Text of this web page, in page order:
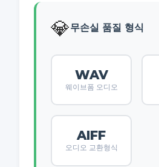
💎무손실 품질 형식
WAV
웨이브폼 오디오
AIFF
오디오 교환형식